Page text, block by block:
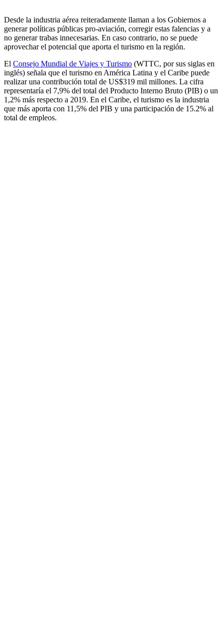
Desde la industria aérea reiteradamente llaman a los Gobiernos a
generar políticas públicas pro-aviación, corregir estas falencias y a
no generar trabas innecesarias. En caso contrario, no se puede
aprovechar el potencial que aporta el turismo en la región.
El Consejo Mundial de Viajes y Turismo (WTTC, por sus siglas en
inglés) señala que el turismo en América Latina y el Caribe puede
realizar una contribución total de US$319 mil millones. La cifra
representaría el 7,9% del total del Producto Interno Bruto (PIB) o un
1,2% más respecto a 2019. En el Caribe, el turismo es la industria
que más aporta con 11,5% del PIB y una participación de 15.2% al
total de empleos.